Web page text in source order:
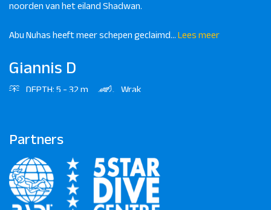
noorden van het eiland Shadwan.
Abu Nuhas heeft meer schepen geclaimd... Lees meer
Giannis D
DEPTH: 5 - 32 m
Wrak
Kroatië naar Saoedi-Arabië en Jemen, tegen het Sha'ab Abu
Umm Gammar
DEPTH: 100 m +
Reef
Partners